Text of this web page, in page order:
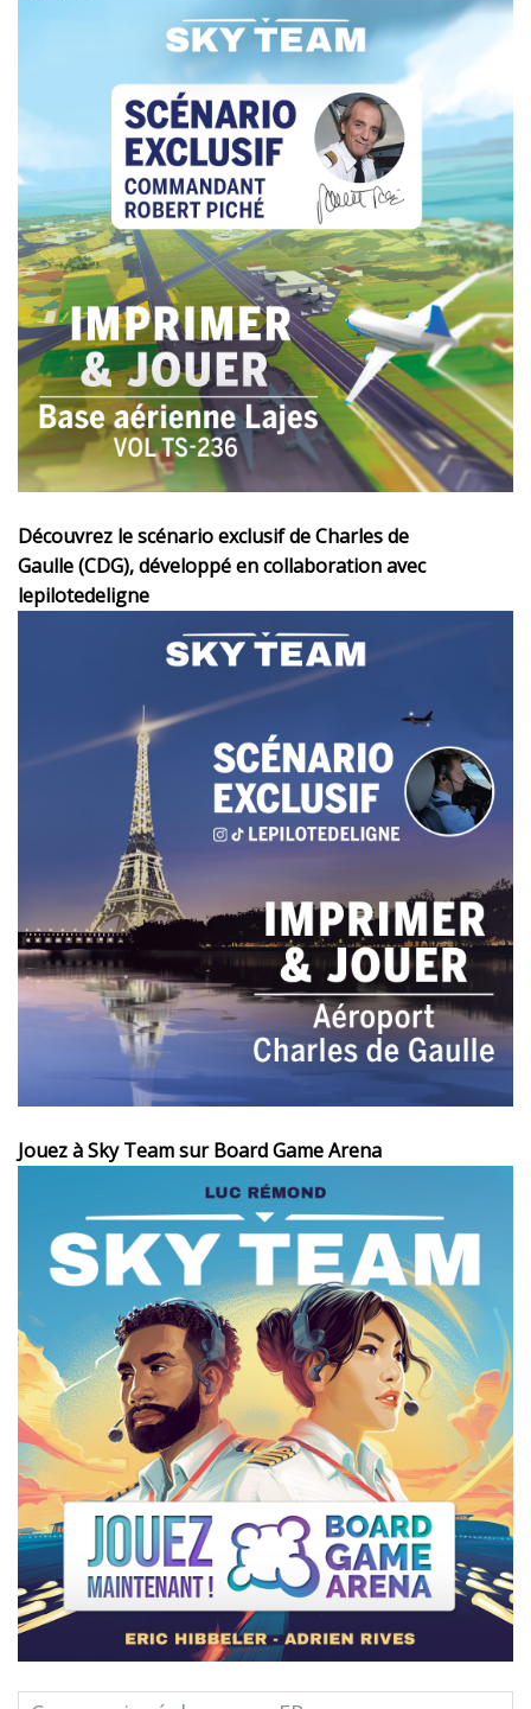
Découvrez le scénario exclusif de Charles de
Gaulle (CDG), développé en collaboration avec
lepilotedeligne
Jouez à Sky Team sur Board Game Arena